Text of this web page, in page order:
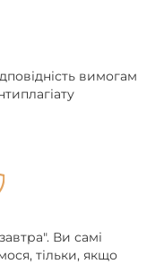
вимогам
Ви самі
тільки, якщо